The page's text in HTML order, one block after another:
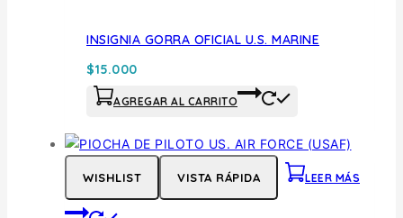
INSIGNIA GORRA OFICIAL U.S. MARINE
$15.000
AGREGAR AL CARRITO
WISHLIST VISTA RÁPIDA LEER MÁS